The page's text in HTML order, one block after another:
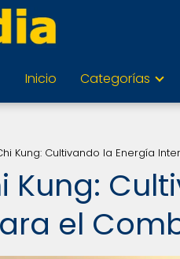
Inicio Categorías
Kung: Cultivando la Energía
Kung:
el